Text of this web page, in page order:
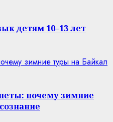
детям 10–13 лет
зимние туры на Байкал
почему зимние